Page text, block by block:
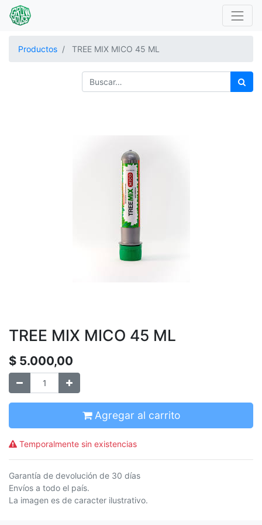
Productos TREE MIX MICO 45 ML
TREE MIX MICO 45 ML
$ 5.000,00
Agregar al carrito
Temporalmente sin existencias
Garantía de devolución de 30 días
Envíos a todo el país.
La imagen es de caracter ilustrativo.